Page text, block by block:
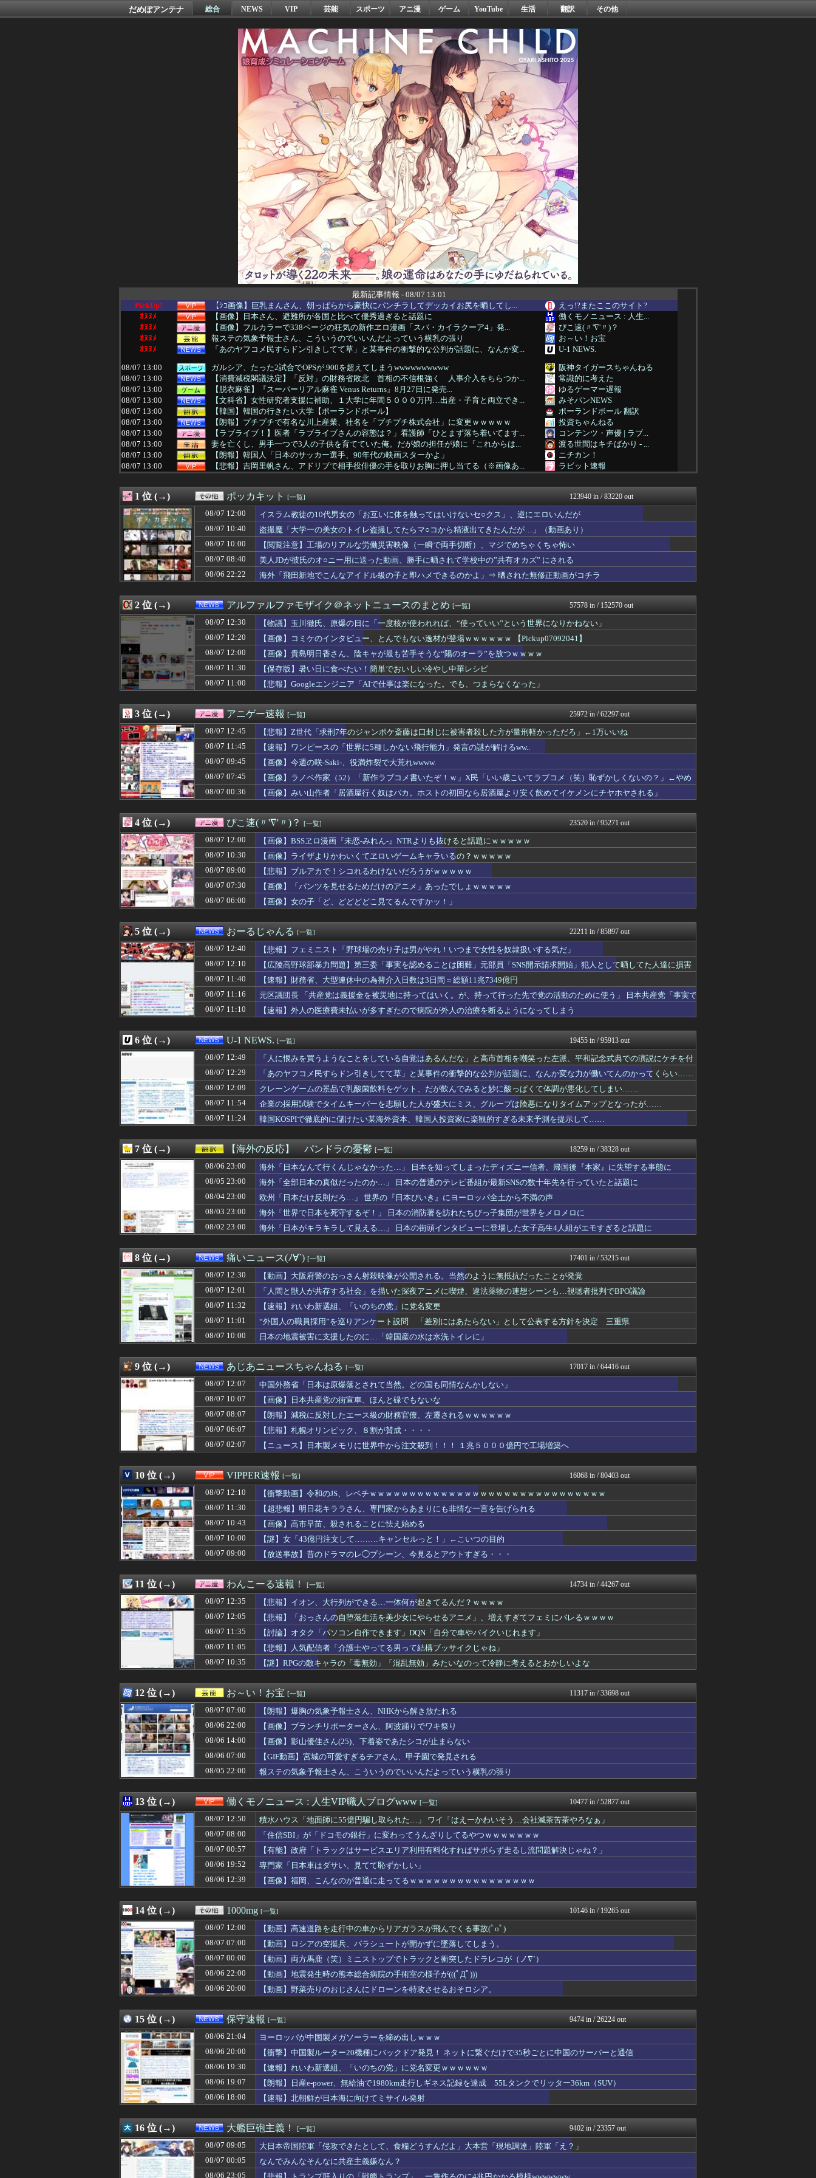
だめぽアンテナ 総合 NEWS VIP 芸能 スポーツ アニ漫 ゲーム YouTube 生活 翻訳 その他
最新記事情報 - 08/07 13:01
PickUp!
【ｼｺ画像】巨乳まんさん、朝っぱらから豪快にパンチラしてデッカイお尻を晒してし...
えっ!?またここのサイト?
ｵﾇﾇﾒ
【画像】日本さん、避難所が各国と比べて優秀過ぎると話題に
働くモノニュース : 人生...
ｵﾇﾇﾒ
【画像】フルカラーで338ページの狂気の新作ヱロ漫画「スパ・カイラクーア4」発...
ぴこ速(〃'∇'〃)？
ｵﾇﾇﾒ
報ステの気象予報士さん、こういうのでいいんだよっていう横乳の張り
お～い！お宝
ｵﾇﾇﾒ
「あのヤフコメ民すらドン引きしてて草」と某事件の衝撃的な公判が話題に、なんか変...
U-1 NEWS.
08/07 13:00
ガルシア、たった2試合でOPSが.900を超えてしまうwwwwwwwwww
阪神タイガースちゃんねる
08/07 13:00
【消費減税閣議決定】「反対」の財務省敗北 首相の不信根強く 人事介入をちらつか...
常識的に考えた
08/07 13:00
【脱衣麻雀】『スーパーリアル麻雀 Venus Returns』8月27日に発売...
ゆるゲーマー遅報
08/07 13:00
【文科省】女性研究者支援に補助、１大学に年間５０００万円…出産・子育と両立でき...
みそパンNEWS
08/07 13:00
【韓国】韓国の行きたい大学【ポーランドボール】
ポーランドボール 翻訳
08/07 13:00
【朗報】プチプチで有名な川上産業、社名を「プチプチ株式会社」に変更ｗｗｗｗｗ
投資ちゃんねる
08/07 13:00
【ラブライブ！】医者「ラブライブさんの容態は？」看護師「ひとまず落ち着いてます...
コンテンツ・声優 | ラブ...
08/07 13:00
妻を亡くし、男手一つで3人の子供を育てていた俺。だが娘の担任が娘に『これからは...
渡る世間はキチばかり - ...
08/07 13:00
【朗報】韓国人「日本のサッカー選手、90年代の映画スターかよ」
ニチカン！
08/07 13:00
【悲報】吉岡里帆さん、アドリブで相手役俳優の手を取りお胸に押し当てる（※画像あ...
ラビット速報
08/07 12:58
【画像】清宮レイ(23)さん、ありふれた普通の美少女になる
乃木坂46まとめ 乃木りん...
08/07 12:57
【きめぇ】夫売喧嘩。すると…旦那「あーかあちゃん？しばらく実家に帰るから。は？...
衝撃体験！アンビリバボー｜...
08/07 12:57
やった事を私に逐一報告して「お義姉さん凄いです」と言うまで解放してくれない義兄...
婚外ちゃんねる
08/07 12:57
ゼミの新年会で彼氏の話になった途端、美人な同級生から信じられない言葉を浴びせら...
素敵な鬼女様
08/07 12:57
出会い系サイトで知り合った女性に振られ、チャット仲間とも距離を置かれていた俺。...
鬼女まとめ速報 -修羅場・...
08/07 12:56
りんかさんが魅せる「EVRIS（エヴリス）」の秋の魅力。8月7日（金）MOVI...
ファ板速報
08/07 12:56
BEAMS初のRobloxオリジナルゲーム『マネキンから服を集めろ！』がWAK...
ファ板速報
08/07 12:56
「夏こそウール」の新常識を提案、創業100年超の第一メリヤスが近畿大学との共同...
ファ板速報
08/07 12:56
MERCURYDUOが『ハリー・ポッター』25周年記念コレクションの予約を開始
ファ板速報
08/07 12:52
【ROBOT魂】湿地帯戦用ザク16時から予約開始！お前らはこれも買うの？
ガンプラ ログ
08/07 12:52
【画像】JKダンス部、なぜか部員の８割が巨乳🫪
アナ速‐女子アナ画像速報
08/07 12:52
（ ´_ゝ`）中国、広島原爆投下から８１年を迎えたことを受け「日本は原爆被害者...
もえるあじあ(･∀･)
08/07 12:52
日本が学校外の危機管理を見直し！←「教師たちがいい加減だからね」（海外の反応）
海外さんいらっしゃい 海外...
08/07 12:50
積水ハウス「地面師に55億円騙し取られた…」 ワイ「はえーかわいそう…会社滅茶...
働くモノニュース : 人生...
08/07 12:50
【動画】スペイン代表のククレジャさん…めちゃくちゃ格好良くなるｗｗｗｗｗｗ
08/07 12:50
韓国人「日本のサッカー協会も性接待やってるんじゃないですか？」
ハウメニージャパン！
08/07 12:49
「人に恨みを買うようなことをしている自覚はあるんだな」と高市首相を嘲笑った左派...
U-1 NEWS.
08/07 12:47
『ハッピーバースデー！別れ話はなしにして僕らの門出をお祝いしよう！』元彼からメ...
08/07 12:47
コデマリの花目当てでうちの庭に入ってくる知らない男の人の事を職場で愚痴ったら「...
鬼女まとめ速報 -修羅場・...
08/07 12:47
【悲報】判定がゆるゆるなネコちゃん、見つかるｗｗｗｗｗｗ
スマブラ屋さん | スマブ...
08/07 12:45
全盛期の梶谷隆幸（打力ある足速い肩強い）
ってなんじぇですかー
08/07 12:45
詐欺師「保釈金を払えば逮捕されない」 30代男性 1342万円騙し取られたあと...
かせまと！
08/07 12:45
マッマ「炒飯つくるわよ」ワイ「カニカマ入れないで💢」
08/07 12:45
【朗報】「eF機動戦士ガンダムSEEDクライマックス」導入記念、このホール打ち...
08/07 12:45
【悲報】Z世代「求刑7年のジャンポケ斎藤は口封じに被害者殺した方が量刑軽かった...
アニゲー速報
08/07 12:41
【雑学】飛行機はどの席の乗客から搭乗させると最もスムーズに出発できるかのシミュ...
モナニュース
08/07 12:40
友達「泊めて～」私「室内犬を放し飼いにしてるよ？」友達「大丈夫！」→ しかし・...
修羅ママ速報
08/07 12:40
【悲報】フェミニスト「野球場の売り子は男がやれ！いつまで女性を奴隷扱いする気だ...
おーるじゃんる
08/07 12:39
嫁にフリンされた義兄。トメ「息子可哀想に。あのバカ嫁は…」と文句言うトメにウチ...
鬼女まとめ速報 -修羅場・...
08/07 12:39
【名探偵プリキュア】清純美少女るるかちゃん輝いてる…
08/07 12:39
受験のプレッシャーで反抗期が酷くなってきた息子に「お前が馬鹿なせいで俺も馬鹿な...
衝撃体験！アンビリバボー｜...
08/07 12:39
時々大金をかけて親戚接待をする医者の義兄夫婦。今回ウトメ＆親戚十数人＆私達を旅...
08/07 12:39
【もう滅茶苦茶】韓国サッカー協会さん、国際審判員らに『性接待』をしていたことが...
08/07 12:39
妻はわかりやすい愛情表現を求めるタイプ。でも、それが苦手な俺との温度差が少しず...
08/07 12:38
【画像】STU48の中村舞さん、下着姿で写真撮られてた
アナ速‐女子アナ画像速報
08/07 12:35
【悲報】イオン、大行列ができる…一体何が起きてるんだ？ｗｗｗｗ
08/07 12:35
韓国人「北米市場で売れまくりトヨタに続き日本のホンダやスズキも今年第2四半期に...
世界の憂鬱 海外・韓国の反...
08/07 12:35
無能なワイでも出来る楽な仕事を教えてくれや
なんじぇいスタジアム＠なん...
08/07 12:35
【画像あり】大食いしまくったフードファイターの後遺症、ついに明かされ始める･･...
不思議.net - 5ch...
08/07 12:35
インフルエンサー「20歳でアルファード一括で買えちゃう私って素敵」
ニュース30over
【画像】モーグル女子日本代表・中尾春香、紐ビキニ姿を公開！ 現役アスリートの激...
筋肉速報
08/07 12:33
FC2ハメ撮り女「パンツ脱ぎ〜」ワイ「(頼む！陰毛生えててくれ！)」
08/07 12:33
【ｼｺ画像】ドスケベJKさん、何故か自らのパンツを見せつけてしまうｗｗｗｗｗｗ...
えっ!?またここのサイト?
08/07 12:32
【カーレンジャー】SMP「VRVロボ」が本日13時より予約受付開始！！プレミア...
ヒーローNEWS
08/07 12:32
【悲報】新たに小売りに届いたPS5の箱にに28年1月に物理ディスク終了しますと...
mutyunのゲーム+αブ...
08/07 12:30
吉田クリ、ガチで全盛期
08/07 12:30
【FEH】タイトル変わってるな 前はヒーローズで終わってたのにどうした
ルフレch. - ファイア...
08/07 12:30
【日本ハム2軍vs楽天 東地区13回戦】スタメン・打順速報｜試合実況｜8/7 ...
ファイターズ王国＠日ハムま...
【競馬】ルメール騎手が『自身のキャリアで騎乗した名馬5頭』を語る
ウマ娘うまぴょい速報
08/07 12:30
【遊戯王情報】「Yu-Gi-Oh! CHAMPIONSHIP SERIES J...
スターライト速報 -遊戯王...
08/07 12:30
【動画】大阪府警のおっさん射殺映像が公開される。当然のように無抵抗だったことが...
痛いニュース(ﾉ∀`)
08/07 12:30
【物議】玉川徹氏、原爆の日に「一度核が使われれば、“使っていい”という世界にな...
アルファルファモザイク＠ネ...
08/07 12:30
お茶入れたりコピー取るだけの仕事したい窓際族とかも憧れる
育児板拾い読み
08/07 12:30
【崩壊スターレイル】この売り上げ前年比「3割減」は何が原因なの？なにかしたかい...
原神速報 | GENSHI...
08/07 12:30
「カバの肉を“湖のベーコン”と呼んで後押しした」1910年のアメリカ議会に本当...
みんな知ってた？【海外の反...
08/07 12:30
渡辺明九段、王座戦挑決19手詰に「難易度が最上級」
08/07 12:29
上國料萌衣ちゃん、留学中にマックのバイトに応募するも書類選考で落とされてしまう
℃-ute派なんday
08/07 12:29
「あのヤフコメ民すらドン引きしてて草」と某事件の衝撃的な公判が話題に、なんか変...
U-1 NEWS.
08/07 12:29
義母「もっと気楽にしていいのよ」俺「ありがとうございます…」→アットホームすぎ...
修羅場ハザード -復讐・D...
【悲報】ヤニねこ、BPOで問題視される
08/07 12:29
【消費減税】日本の社会保障、岐路に 財源5兆円見通し立たず
日本第一！ニュース録
08/07 12:28
共産党信者「募金で共産党を叩くのは、頑張る人を邪魔したいという日本人らしい薄暗...
まとめたニュース
08/07 12:27
【モンハンワイルズ】モンハンをやらない夏なんて何年ぶりだろうか👀
モンハンまとめ速報【モンハ...
08/07 12:27
【正論乙】メシマズ嫁のご飯を息子が残した。「勿体ない！」とキレる嫁。すると息子...
鬼女まとめ速報 -修羅場・...
08/07 12:27
【イラッ】トメが電話の最後に「今から孫ちゃん連れて来てもいいんやで」と言った。...
08/07 12:26
職場の人妻と不倫をして、ついに、、、
easterEgg
08/07 12:26
高野連「暑熱対策で第2試合は13:30プレイボールや！」
まとめロッテ！
08/07 12:25
海外「日本のアニメの中でも、過小評価されている隠れた名作といえばこの作品なんだ...
海外の反応リサーチ
08/07 12:25
【悲報】オキニの嬢に70回以上通ったらｗｗｗｗｗｗｗｗｗwwww
08/07 12:25
ＳＢ山川穂高（4年18億円）、そんなに酷くない
なんじぇいスタジアム＠なん...
08/07 12:25
【画像】咲-saki-作者、ようやく『奇乳』に気付くｗｗｗｗ
ゲーム魔人
08/07 12:22
ラブコメ漫画で応援してたヒロインが負けた時の悲しさは異常
キニ速
08/07 12:20
【悲報】ディズニーとUSJ、JKのダンス会場になってしまう （※動画あり）
ラビット速報
08/07 12:20
【画像】コミケのインタビュー、とんでもない逸材が登場ｗｗｗｗｗｗ 【Picku...
アルファルファモザイク＠ネ...
08/07 12:19
囁きボイスでaikoを歌う遠藤さくらちゃんが可愛すぎる！！！【乃木坂46】
【画像】こういうお○ぱいが至高だよなｗｗｗ
今週末、日本一過酷な山岳レース「TJAR」が開催される
かせまと！
08/07 12:18
夜中に私のスカートパジャマの股を覗き込んでいた継父。母に伝えると「悲劇のヒロイ...
08/07 12:18
スーパーのレジに並んでる時に我が子がママ～ママ～と連呼。すると、後ろに並んでい...
08/07 12:18
【衝撃】隣家の室外機、限界突破してきた結果ｗｗｗｗｗ(※画像あり)
NEWSぽけまとめーる
08/07 12:18
ヒールの高い靴が好きだけど12センチヒールを履くとなぜか変な男に絡まれるときが...
衝撃体験！アンビリバボー｜...
08/07 12:17
日経平均2013「1万円です」日経平均2026「6万円です」←これは年収爆上が...
なんJ PUSH!!
08/07 12:16
【悲報】サイバーエージェント、明らかな顔採用で炎上
なんJ PRIDE
08/07 12:15
日本人「敷地内に勝手に停めた車がバチバチにブロックされててウケた」→結末がめっ...
タイの反応 タイコエ
08/07 12:15
◆リーガ◆マドリー、ヴィニシウスJrの2032年までの契約延長を発表！グーナー...
08/07 12:15
横浜DeNAベイスターズの戦力、ガチのマジで「整う」
なんじぇいスタジアム＠なん...
08/07 12:15
【ガンダム】アニメに出てくるグフってちょっと強すぎじゃない？
08/07 12:15
園の運動会で「みれいあ」ちゃんという名前の子がいた。漢字を教えてもらった瞬間、...
08/07 12:15
ゼット世代って今の14～30歳前後？
育児板拾い読み
08/07 12:15
【悲報】演者さん、eF機動戦士ガンダムSEEDクライマックスで誤って計数ボタン...
スロ板-RUSH
08/07 12:13
カープ秋山翔吾プロ初4番抜擢！2塁打＆マルチで躍動！ベテランに希望の光
広島東洋カープまとめブログ...
08/07 12:13
「Sゴーゴージャグラー4KT（北電子）」「LライザのアトリエKD（北電子）」が...
パチンコ・パチスロ.com
08/07 12:12
エンジニアと絵師界隈のAIへの価値観の違いはなぜ生まれるのか
08/07 12:12
【捏造】ナフサ境野春彦、AI捏造画像を使った高市首相批判記事を公開→大炎上して...
モナニュース
08/07 12:12
【速報】日本、ウルグアイに続き新たな南米強豪との対戦キターｗｗｗｗｗｗｗｗ
【サッカー まとめ】サカラ...
08/07 12:12
【画像】元TOKIO山口達也さん、家賃3万4000円の湘南の家からYouTub...
「MCUの過去作を予習しなくても大丈夫」←これ
海外「美しい」我が家に伝わる100年前の日本の茶碗を見てくれ（海外の反応）
海外のお前ら 海外の反応
08/07 12:12
俺(52)、女(28)との不倫が嫁に発覚。離婚に応じたはずの嫁からエグすぎる攻...
浮気ちゃんねる
08/07 12:11
日本「俺は有名な武士の家系だけど世界のみんなは先祖に偉人っている？」
海外の万国反応記＠海外の反...
08/07 12:11
【画像】このスケベフィギュア玄関に飾ろうと思うんやが…
異世界転生まとめ速報
08/07 12:10
【画像】二階堂ふみ、映画の濡れ場で乳首丸出し
08/07 12:10
【FF14】ハウジング勢が制作した〇〇なアパート風ハウジング内装が凄すぎると話...
08/07 12:10
【不倫】浮気する人はどうして言い訳が多いのか？
結婚・恋愛ニュースぷらす
08/07 12:10
百合子「隣に座る貴女」【ミリマス】
SS 森きのこ！
08/07 12:10
母「旅に出なさい」 ニート俺「え？」
08/07 12:10
【衝撃動画】令和のJS、レベチｗｗｗｗｗｗｗｗｗｗｗｗｗｗｗｗｗｗｗｗｗｗｗｗ...
08/07 12:10
「圧倒的な美貌よ」アーセナル移籍が秒読み…ブラジル代表28歳の“美しすぎる妻”...
Samurai GOAL
08/07 12:09
大学時代に何故か人気ある男子学生がいた。学部やサークルの垣根を問わずにあらゆる...
おうち速報
08/07 12:09
クレーンゲームの景品で乳酸菌飲料をゲット、だが飲んでみると妙に酸っぱくて体調が...
U-1 NEWS.
08/07 12:09
【伝説の勇者ダ・ガーン】THE合体「ランドバイソンオプションセット」完成品トイ...
fig速
08/07 12:09
【画像】チー牛が好きなコンテンツ一覧wwwwwwwwwww
08/07 12:09
【画像】可愛すぎる不登校JKが見つかるｗｗｗｗｗｗｗｗｗｗｗｗ❤
なんJミュージアム
08/07 12:09
【ベルセルク】ねんどろいど「ガッツ 狂戦士の甲冑Ver. BLOOD EDIT...
fig速
08/07 12:09
【愛知県警】スマートフォン約9億円分を窃盗か ベトナム国籍の男を逮捕
08/07 12:09
【画像】にじさんじだと誰が好きなの？
08/07 12:08
【悲報】玉川徹さん、警官の発泡での包丁男死亡に「絶対に死刑にならない罪なのに警...
政経ワロスまとめニュース♪
08/07 12:08
【ウマ娘】バッドイベントの中でもサボり癖だけは許さん
ウマ娘まとめ超速報！
08/07 12:07
【遊戯王OCG情報】Vジャンプ10月号付属『宿命の決闘』の効果が判明！
スターライト速報 -遊戯王...
08/07 12:07
ジャンポケ斉藤「同意があったんです。本当です。信じて下さい」 ←何でこの主張が...
フィルダースチョイス
08/07 12:07
中国外務省「日本は原爆落とされて当然。どの国も同情なんかしない」
08/07 12:07
【モンスターハンター】ねんどろいど「リオレウス」【予約開始】
08/07 12:07
【勇者王ガオガイガー】PLAMATEA「獅子王凱」プラモデル【予約開始】
fig速
08/07 12:06
【劇場版「オーバーロード」聖王国編】figma「アルベド」可動フィギュア【予約...
fig速
08/07 12:05
韓国人「韓国サッカー協会の審判買収、遂に海外でも話題に…」→「2002年の栄光...
08/07 12:05
【日向坂46】今回はお手頃価格？日向坂46とBEAMSのコラボが決定！！
08/07 12:05
【衝撃】ワイのパッパ、会社でナンバーツーになった結果ｗｗｗｗｗｗｗｗｗｗ
今日速2ch
08/07 12:05
生理の予定が８月６日なんだけど７月２９日にドバッと鮮血でたから生理かな？って思... 子育てちゃんねる
1 位 (→) ポッカキット [一覧] 123940 in / 83220 out
08/07 12:00
イスラム教徒の10代男女の「お互いに体を触ってはいけないセ○クス」、逆にエロいんだが
08/07 10:40
盗撮魔「大学一の美女のトイレ盗撮してたらマ○コから精液出てきたんだが…」（動画あり）
08/07 10:00
【閲覧注意】工場のリアルな労働災害映像（一瞬で両手切断）、マジでめちゃくちゃ怖い
08/07 08:40
美人JDが彼氏のオ○ニー用に送った動画、勝手に晒されて学校中の”共有オカズ” にされる
08/06 22:22
海外「飛田新地でこんなアイドル級の子と即ハメできるのかよ」⇒ 晒された無修正動画がコチラ
2 位 (→) アルファルファモザイク＠ネットニュースのまとめ [一覧] 57578 in / 152570 out
08/07 12:30
【物議】玉川徹氏、原爆の日に「一度核が使われれば、“使っていい”という世界になりかねない」
08/07 12:20
【画像】コミケのインタビュー、とんでもない逸材が登場ｗｗｗｗｗｗ 【Pickup07092041】
08/07 12:00
【画像】貴島明日香さん、陰キャが最も苦手そうな“陽のオーラ”を放つｗｗｗｗ
08/07 11:30
【保存版】暑い日に食べたい！簡単でおいしい冷やし中華レシピ
08/07 11:00
【悲報】Googleエンジニア「AIで仕事は楽になった。でも、つまらなくなった」
3 位 (→) アニゲー速報 [一覧] 25972 in / 62297 out
08/07 12:45
【悲報】Z世代「求刑7年のジャンポケ斎藤は口封じに被害者殺した方が量刑軽かっただろ」←1万いいね
08/07 11:45
【速報】ワンピースの「世界に5種しかない飛行能力」発言の謎が解けるww..
08/07 09:45
【画像】今週の咲-Saki-、役満炸裂で大荒れwwww.
08/07 07:45
【画像】ラノベ作家（52）「新作ラブコメ書いたぞ！ｗ」X民「いい歳こいてラブコメ（笑）恥ずかしくないの？」←やめ
たれｗと話題に
08/07 00:36 【画像】みい山作者「居酒屋行く奴はバカ。ホストの初回なら居酒屋より安く飲めてイケメンにチヤホヤされる」
4 位 (→) ぴこ速(〃'∇'〃)？ [一覧] 23520 in / 95271 out
08/07 12:00
【画像】BSSヱロ漫画『未恋-みれん-』NTRよりも抜けると話題にｗｗｗｗｗ
08/07 10:30
【画像】ライザよりかわいくてヱロいゲームキャラいるの？ｗｗｗｗｗ
08/07 09:00
【悲報】ブルアカで！シコれるわけないだろうがｗｗｗｗｗ
08/07 07:30
【画像】「パンツを見せるためだけのアニメ」あったでしょｗｗｗｗｗ
08/07 06:00
【画像】女の子「ど、どどどどこ見てるんですかッ！」
5 位 (→) おーるじゃんる [一覧] 22211 in / 85897 out
08/07 12:40
【悲報】フェミニスト「野球場の売り子は男がやれ！いつまで女性を奴隷扱いする気だ」
08/07 12:10
【広陵高野球部暴力問題】第三委「事実を認めることは困難」元部員「SNS開示請求開始」犯人として晒してた人達に損害
賠償請求訴訟を起こす方針
08/07 11:40
【速報】財務省、大型連休中の為替介入日数は3日間＝総額11兆7349億円
08/07 11:16
元区議団長 「共産党は義援金を被災地に持ってはいく。が、持って行った先で党の活動のために使う」 日本共産党「事実で
はありません」
08/07 11:10 【速報】外人の医療費未払いが多すぎたので病院が外人の治療を断るようになってしまう
6 位 (→) U-1 NEWS. [一覧] 19455 in / 95913 out
08/07 12:49
「人に恨みを買うようなことをしている自覚はあるんだな」と高市首相を嘲笑った左派、平和記念式典での演説にケチを付
けるも……
08/07 12:29
「あのヤフコメ民すらドン引きしてて草」と某事件の衝撃的な公判が話題に、なんか変な力が働いてんのかってくらい……
08/07 12:09
クレーンゲームの景品で乳酸菌飲料をゲット、だが飲んでみると妙に酸っぱくて体調が悪化してしまい……
08/07 11:54
企業の採用試験でタイムキーパーを志願した人が盛大にミス、グループは険悪になりタイムアップとなったが……
08/07 11:24
韓国KOSPIで徹底的に儲けたい某海外資本、韓国人投資家に楽観的すぎる未来予測を提示して……
7 位 (→) 【海外の反応】 パンドラの憂鬱 [一覧] 18259 in / 38328 out
08/06 23:00
海外「日本なんて行くんじゃなかった…」 日本を知ってしまったディズニー信者、帰国後『本家』に失望する事態に
08/05 23:00
海外「全部日本の真似だったのか…」 日本の普通のテレビ番組が最新SNSの数十年先を行っていたと話題に
08/04 23:00
欧州「日本だけ反則だろ…」 世界の『日本びいき』にヨーロッパ全土から不満の声
08/03 23:00
海外「世界で日本を死守するぞ！」 日本の消防署を訪れたちびっ子集団が世界をメロメロに
08/02 23:00
海外「日本がキラキラして見える…」 日本の街頭インタビューに登場した女子高生4人組がエモすぎると話題に
8 位 (→) 痛いニュース(ﾉ∀`) [一覧] 17401 in / 53215 out
08/07 12:30
【動画】大阪府警のおっさん射殺映像が公開される。当然のように無抵抗だったことが発覚
08/07 12:01
「人間と獣人が共存する社会」を描いた深夜アニメに喫煙、違法薬物の連想シーンも…視聴者批判でBPO議論
08/07 11:32
【速報】れいわ新選組、「いのちの党」に党名変更
08/07 11:01
“外国人の職員採用”を巡りアンケート設問 「差別にはあたらない」として公表する方針を決定 三重県
08/07 10:00
日本の地震被害に支援したのに…「韓国産の水は水洗トイレに」
9 位 (→) あじあニュースちゃんねる [一覧] 17017 in / 64416 out
08/07 12:07
中国外務省「日本は原爆落とされて当然。どの国も同情なんかしない」
08/07 10:07
【画像】日本共産党の街宣車、ほんと碌でもないな
08/07 08:07
【朗報】減税に反対したエース級の財務官僚、左遷されるｗｗｗｗｗｗ
08/07 06:07
【悲報】札幌オリンピック、８割が賛成・・・・
08/07 02:07
【ニュース】日本製メモリに世界中から注文殺到！！！ １兆５０００億円で工場増築へ
10 位 (→) VIPPER速報 [一覧] 16068 in / 80403 out
08/07 12:10
【衝撃動画】令和のJS、レベチｗｗｗｗｗｗｗｗｗｗｗｗｗｗｗｗｗｗｗｗｗｗｗｗｗｗｗｗｗｗ
08/07 11:30
【超悲報】明日花キララさん、専門家からあまりにも非情な一言を告げられる
08/07 10:43
【画像】高市早苗、殺されることに怯え始める
08/07 10:00
【謎】女「43億円注文して………キャンセルっと！」←こいつの目的
08/07 09:00
【放送事故】昔のドラマのレ◯プシーン、今見るとアウトすぎる・・・
11 位 (→) わんこーる速報！ [一覧] 14734 in / 44267 out
08/07 12:35
【悲報】イオン、大行列ができる…一体何が起きてるんだ？ｗｗｗｗ
08/07 12:05
【悲報】「おっさんの自堕落生活を美少女にやらせるアニメ」、増えすぎてフェミにバレるｗｗｗｗ
08/07 11:35
【討論】オタク「パソコン自作できます」DQN「自分で車やバイクいじれます」
08/07 11:05
【悲報】人気配信者「介護士やってる男って結構ブッサイクじゃね」
08/07 10:35
【謎】RPGの敵キャラの「毒無効」「混乱無効」みたいなのって冷静に考えるとおかしいよな
12 位 (→) お～い！お宝 [一覧] 11317 in / 33698 out
08/07 07:00
【朗報】爆胸の気象予報士さん、NHKから解き放たれる
08/06 22:00
【画像】ブランチリポーターさん、阿波踊りでワキ祭り
08/06 14:00
【画像】影山優佳さん(25)、下着姿であたシコが止まらない
08/06 07:00
【GIF動画】宮城の可愛すぎるチアさん、甲子園で発見される
08/05 22:00
報ステの気象予報士さん、こういうのでいいんだよっていう横乳の張り
13 位 (→) 働くモノニュース : 人生VIP職人ブログwww [一覧] 10477 in / 52877 out
08/07 12:50
積水ハウス「地面師に55億円騙し取られた…」 ワイ「はえーかわいそう…会社滅茶苦茶やろなぁ」
08/07 08:00
「住信SBI」が「ドコモの銀行」に変わってうんざりしてるやつｗｗｗｗｗｗｗ
08/07 00:57
【有能】政府「トラックはサービスエリア利用有料化すればサボらず走るし流問題解決じゃね？」
08/06 19:52
専門家「日本車はダサい、見てて恥ずかしい」
08/06 12:39
【画像】福岡、こんなのが普通に走ってるｗｗｗｗｗｗｗｗｗｗｗｗｗｗｗｗ
14 位 (→) 1000mg [一覧] 10146 in / 19265 out
08/07 12:00
【動画】高速道路を走行中の車からリアガラスが飛んでくる事故(ﾟoﾟ)
08/07 07:00
【動画】ロシアの空挺兵、パラシュートが開かずに墜落してしまう。
08/07 00:00
【動画】両方馬鹿（笑）ミニストップでトラックと衝突したドラレコが（ノ∇`）
08/06 22:00
【動画】地震発生時の熊本総合病院の手術室の様子が(((ﾟДﾟ)))
08/06 20:00
【動画】野菜売りのおじさんにドローンを特攻させるおそロシア。
15 位 (→) 保守速報 [一覧] 9474 in / 26224 out
08/06 21:04
ヨーロッパが中国製メガソーラーを締め出しｗｗｗ
08/06 20:00
【衝撃】中国製ルーター20機種にバックドア発見！ ネットに繋ぐだけで35秒ごとに中国のサーバーと通信
08/06 19:30
【速報】れいわ新選組、「いのちの党」に党名変更ｗｗｗｗｗｗ
08/06 19:07
【朗報】日産e-power、無給油で1980km走行しギネス記録を達成 55Lタンクでリッター36km（SUV）
08/06 18:00
【速報】北朝鮮が日本海に向けてミサイル発射
16 位 (→) 大艦巨砲主義！ [一覧] 9402 in / 23357 out
08/07 09:05
大日本帝国陸軍「侵攻できたとして、食糧どうすんだよ」大本営「現地調達」陸軍「え？」
08/07 00:05
なんでみんなそんなに共産主義嫌なん？
08/06 23:05